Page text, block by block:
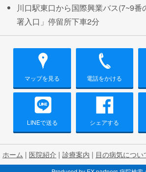
川口駅東口から国際興業バス(7~9番
署入口」停留所下車2分
マップを見る 電話をかける
LINEで送る シェアする
ホーム | 医院紹介 | 診療案内 | 目の病気につい